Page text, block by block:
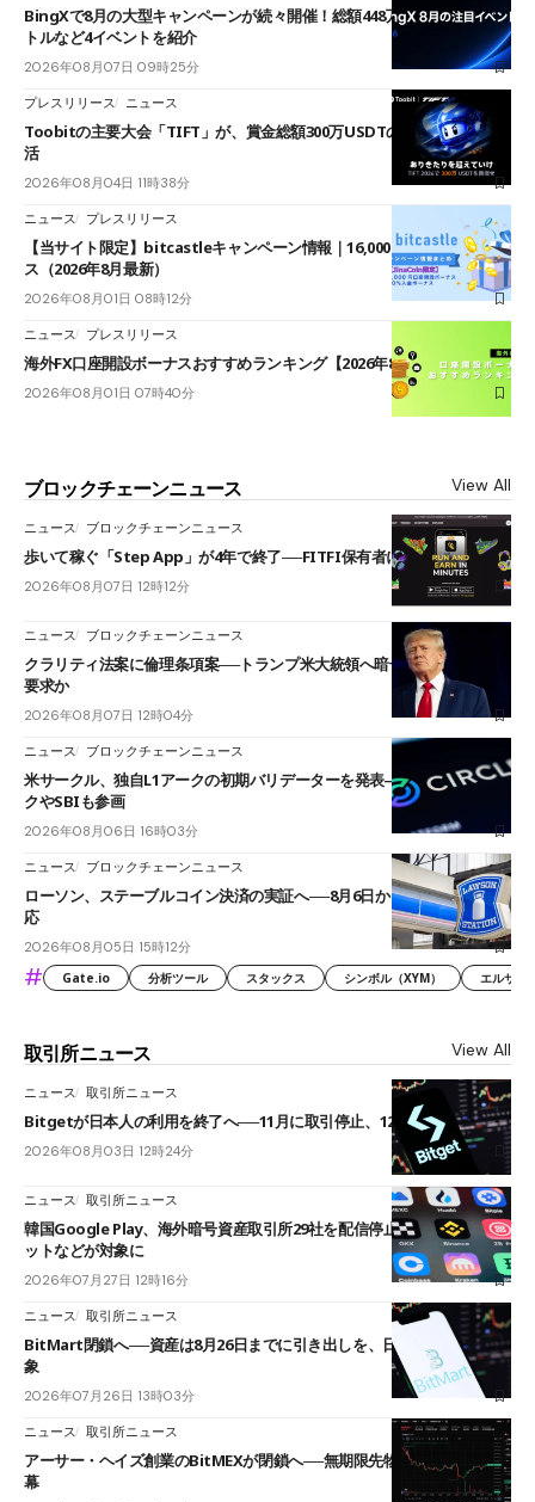
BingXで8月の大型キャンペーンが続々開催！総額448万USDT超のAIバ
トルなど4イベントを紹介
2026年08月07日 09時25分
プレスリリース ニュース
Toobitの主要大会「TIFT」が、賞金総額300万USDTのレースとして復
活
2026年08月04日 11時38分
ニュース プレスリリース
【当サイト限定】bitcastleキャンペーン情報｜16,000円口座開設ボーナ
ス（2026年8月最新）
2026年08月01日 08時12分
ニュース プレスリリース
海外FX口座開設ボーナスおすすめランキング【2026年8月最新】
2026年08月01日 07時40分
ブロックチェーンニュース View All
ニュース ブロックチェーンニュース
歩いて稼ぐ「Step App」が4年で終了──FITFI保有者に対応呼びかけ
2026年08月07日 12時12分
ニュース ブロックチェーンニュース
クラリティ法案に倫理条項案──トランプ米大統領へ暗号資産事業の売却
要求か
2026年08月07日 12時04分
ニュース ブロックチェーンニュース
米サークル、独自L1アークの初期バリデーターを発表――ブラックロッ
クやSBIも参画
2026年08月06日 16時03分
ニュース ブロックチェーンニュース
ローソン、ステーブルコイン決済の実証へ──8月6日からJPYCやUSDC対
応
2026年08月05日 15時12分
# Gate.io 分析ツール スタックス シンボル（XYM） エルサル
取引所ニュース View All
ニュース 取引所ニュース
Bitgetが日本人の利用を終了へ──11月に取引停止、12月末に強制決済
2026年08月03日 12時24分
ニュース 取引所ニュース
韓国Google Play、海外暗号資産取引所29社を配信停止──OKXやバイビ
ットなどが対象に
2026年07月27日 12時16分
ニュース 取引所ニュース
BitMart閉鎖へ──資産は8月26日までに引き出しを、日本人利用者も対
象
2026年07月26日 13時03分
ニュース 取引所ニュース
アーサー・ヘイズ創業のBitMEXが閉鎖へ──無期限先物を生んだ11年に
幕